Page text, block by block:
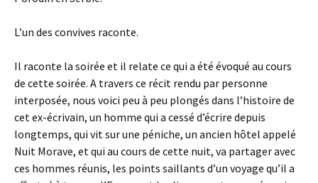
L’un des convives raconte.
Il raconte la soirée et il relate ce qui a été évoqué au cours
de cette soirée. A travers ce récit rendu par personne
interposée, nous voici peu à peu plongés dans l’histoire de
cet ex-écrivain, un homme qui a cessé d’écrire depuis
longtemps, qui vit sur une péniche, un ancien hôtel appelé
Nuit Morave, et qui au cours de cette nuit, va partager avec
ces hommes réunis, les points saillants d’un voyage qu’il a